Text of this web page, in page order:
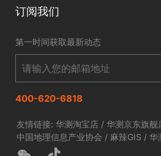
智慧海洋
智慧农业
智慧林草
订阅我们
第一时间获取最新动态
400-620-6818
友情链接:华测淘宝店 /华测京东旗舰
中国地理信息产业协会 / 麻辣GIS /华